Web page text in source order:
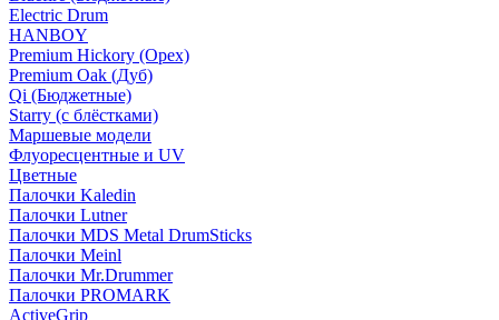
Electric Drum
HANBOY
Premium Hickory (Орех)
Premium Oak (Дуб)
Qi (Бюджетные)
Starry (с блёстками)
Маршевые модели
Флуоресцентные и UV
Цветные
Палочки Kaledin
Палочки Lutner
Палочки MDS Metal DrumSticks
Палочки Meinl
Палочки Mr.Drummer
Палочки PROMARK
ActiveGrip